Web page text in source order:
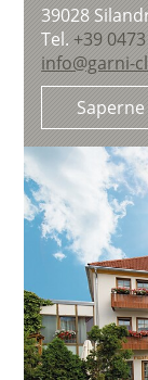
39028
Tel.+39
info@garni-